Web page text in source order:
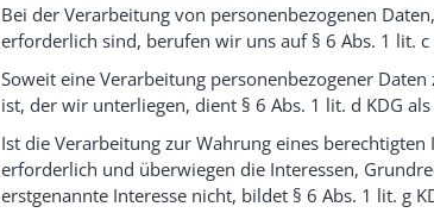
Bei der Verarbeitung von personenbezogenen
erforderlich sind, berufen wir uns auf § 6 Abs. 1 lit. c
Soweit eine Verarbeitung personenbezogener
ist, der wir unterliegen, dient § 6 Abs. 1 lit. d KDG
Ist die Verarbeitung zur Wahrung eines
erforderlich und überwiegen die Interessen,
erstgenannte Interesse nicht, bildet § 6 Abs. 1 lit. g